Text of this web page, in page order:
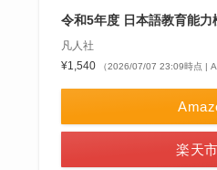
令和5年度 日本語教育能力
凡人社
¥1,540
（2026/07/07 23:09時点 |
楽天